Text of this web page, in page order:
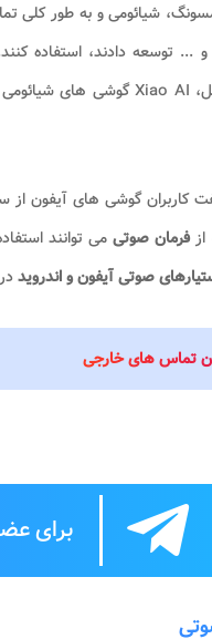
شیائومی و به طور کلی
کاربران گوشی های آیفون از
ازفرمان صوتی می توانند
صوتی آیفون و اندروید
تماس های خارجی
برای